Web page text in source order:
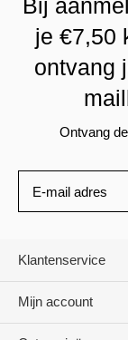
Bij
je €7,50
ontvang
Ontvang
Klantenservice
Mijn account